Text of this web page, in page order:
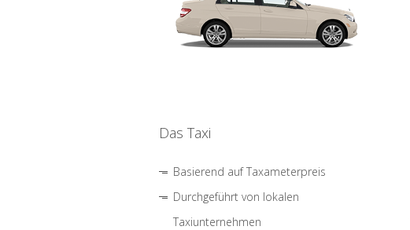
Das Taxi
Basierend auf Taxameterpreis
Durchgeführt von lokalen
Taxiunternehmen